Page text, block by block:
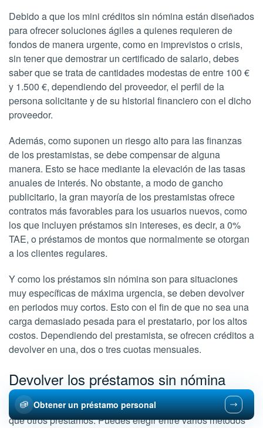
Debido a que los mini créditos sin nómina están diseñados
para ofrecer soluciones ágiles a quienes requieren de
fondos de manera urgente, como en imprevistos o crisis,
sin tener que demostrar un certificado de salario, debes
saber que se trata de cantidades modestas de entre 100 €
y 1.500 €, dependiendo del proveedor, el perfil de la
persona solicitante y de su historial financiero con el dicho
proveedor.
Además, como suponen un riesgo alto para las finanzas
de los prestamistas, se debe compensar de alguna
manera. Esto se hace mediante la elevación de las tasas
anuales de interés. No obstante, a modo de gancho
publicitario, la gran mayoría de los prestamistas ofrece
contratos más favorables para los usuarios nuevos, como
los que incluyen préstamos sin intereses, es decir, a 0%
TAE, o préstamos de montos que normalmente se otorgan
a los clientes regulares.
Y como los préstamos sin nómina son para situaciones
muy específicas de máxima urgencia, se deben devolver
en periodos muy cortos. Esto con el fin de que no sea una
carga demasiado pesada para el prestatario, por los altos
costos. Dependiendo del prestamista, se ofrecen créditos a
devolver en una, dos o tres cuotas mensuales.
Devolver los préstamos sin nómina
La devolución de los préstamos sin nómina funciona igual
que otros préstamos. Puedes elegir entre varios métodos
Obtener un préstamo personal